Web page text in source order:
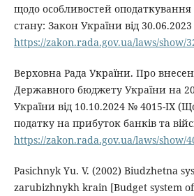
щодо особливостей оподаткування
стану: Закон України від
https://zakon.rada.gov.ua/laws/show/
Верховна Рада України. Про
Державного бюджету України на
України від 10.10.2024 № 4015-ІХ
податку на прибуток банків та
https://zakon.rada.gov.ua/laws/show/
Pasichnyk Yu. V. (2002) Biudzhetna
zarubizhnykh krain [Budget system